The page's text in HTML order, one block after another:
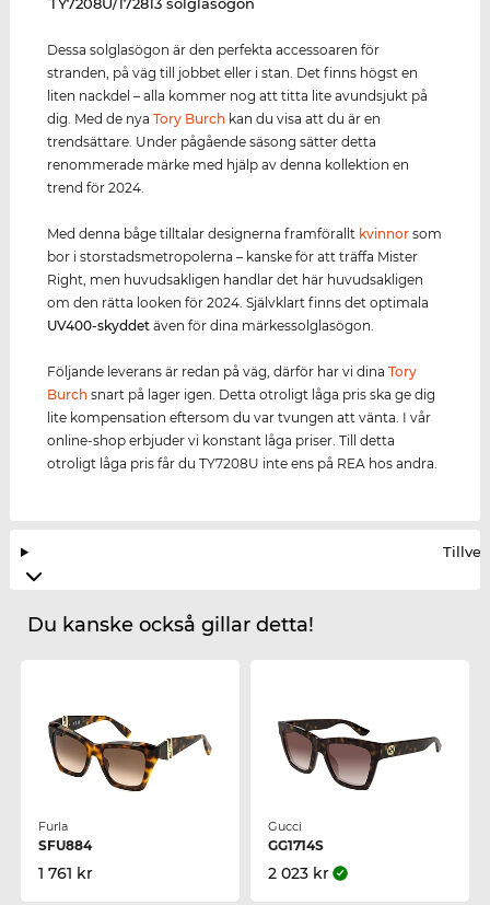
‌TY7208U/172813 solglasögon
Dessa solglasögon är den perfekta accessoaren för
stranden, på väg till jobbet eller i stan. Det finns högst en
liten nackdel – alla kommer nog att titta lite avundsjukt på
dig. Med de nyaTory Burch kan du visa att du är en
trendsättare. Under pågående säsong sätter detta
renommerade märke med hjälp av denna kollektion en
trend för 2024.
Med denna båge tilltalar designerna framförallt kvinnor som
bor i storstadsmetropolerna – kanske för att träffa Mister
Right, men huvudsakligen handlar det här huvudsakligen
om den rätta looken för 2024. Självklart finns det optimala
UV400-skyddet även för dina märkessolglasögon.
Följande leverans är redan på väg, därför har vi dinaTory
Burch snart på lager igen. Detta otroligt låga pris ska ge dig
lite kompensation eftersom du var tvungen att vänta. I vår
online-shop erbjuder vi konstant låga priser. Till detta
otroligt låga pris får du TY7208U inte ens på REA hos andra.
Du kanske också gillar detta!
Furla
SFU884
1 761 kr
Gucci
GG1714S
2 023 kr